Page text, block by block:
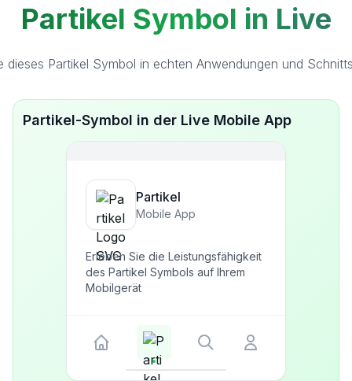
Partikel Symbol in Live
dieses Partikel Symbol in echten Anwendungen und
Partikel-Symbol in der Live Mobile App
Partikel
Mobile App
Erleben Sie die Leistungsfähigkeit
des Partikel Symbols auf Ihrem
Mobilgerät